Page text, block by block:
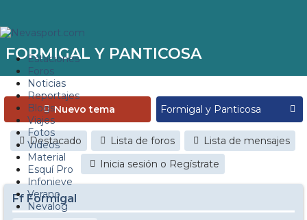
Estaciones
Foros
Noticias
Reportajes
Blogs
Viajes
Fotos
Videos
Material
Esquí Pro
Infonieve
Verano
Nevalog
FORMIGAL Y PANTICOSA
Nuevo tema
Destacado Lista de foros
Lista de mensajes
Inicia sesión o Regístrate
Ff Formigal